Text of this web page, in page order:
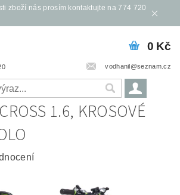
zboží nás prosím kontaktujte na 774 720
vodhanil@seznam.cz
0 Kč
1.6, KROSOVÉ